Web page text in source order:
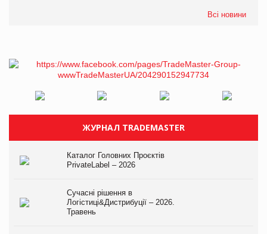
Всі новини
ЖУРНАЛ TRADEMASTER
Каталог Головних Проєктів
PrivateLabel – 2026
Сучасні рішення в
Логістиці&Дистрибуції – 2026.
Травень